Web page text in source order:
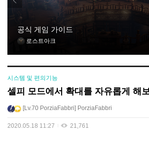
공식 게임 가이드
로스트아크
시스템 및 편의기능
셀피 모드에서 확대를 자유롭게 해
Lv.70 PorziaFabbri PorziaFabbri
2020.05.18 11:27 21,761